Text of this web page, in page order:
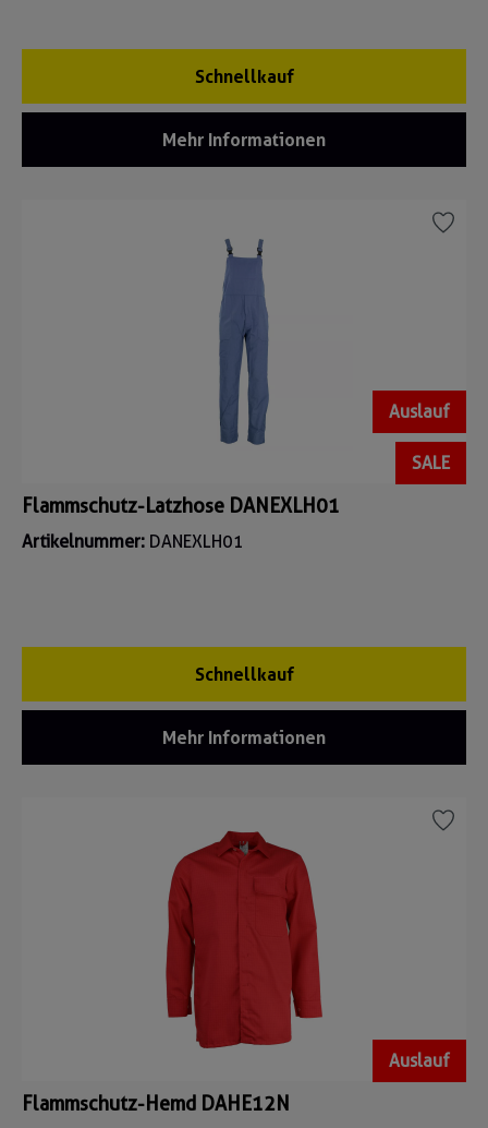
Schnellkauf
Mehr Informationen
Auslauf
SALE
Flammschutz-Latzhose DANEXLH01
Artikelnummer: DANEXLH01
Schnellkauf
Mehr Informationen
Auslauf
Flammschutz-Hemd DAHE12N